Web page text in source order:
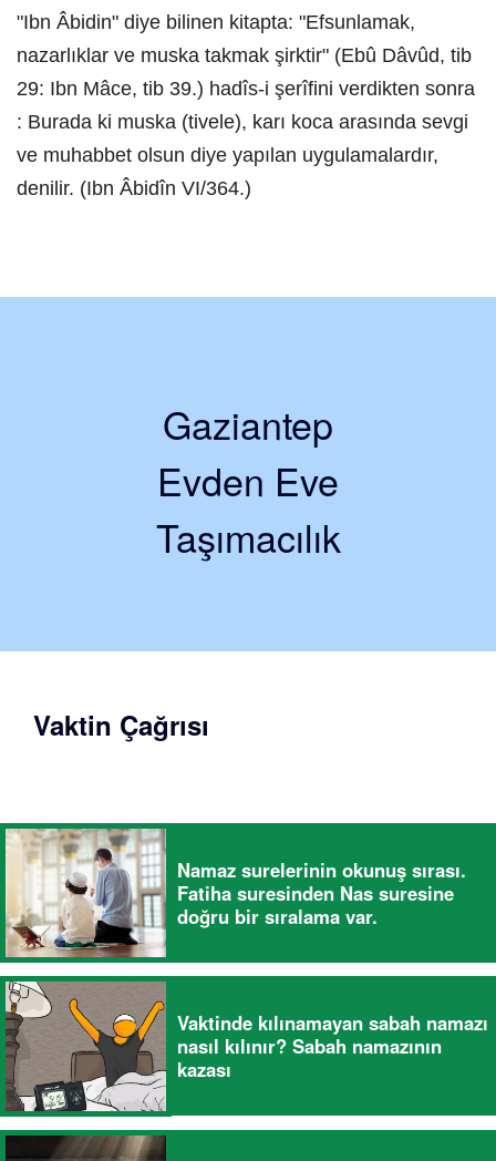
"Ibn Âbidin" diye bilinen kitapta: "Efsunlamak,
nazarlıklar ve muska takmak şirktir" (Ebû Dâvûd, tib
29: Ibn Mâce, tib 39.) hadîs-i şerîfini verdikten sonra
: Burada ki muska (tivele), karı koca arasında sevgi
ve muhabbet olsun diye yapılan uygulamalardır,
denilir. (Ibn Âbidîn VI/364.)
Gaziantep
Evden Eve
Taşımacılık
Vaktin Çağrısı
Namaz surelerinin okunuş sırası.
Fatiha suresinden Nas suresine
doğru bir sıralama var.
Vaktinde kılınamayan sabah namazı
nasıl kılınır? Sabah namazının
kazası